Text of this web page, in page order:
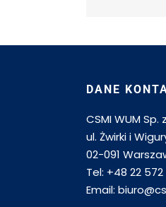
DANE
CSMI WUM Sp.
ul. Żwirki i
02-091
Tel: +48 22 572
Email: